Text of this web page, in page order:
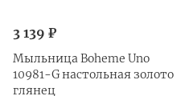
3 139 ₽
Мыльница Boheme Uno
10981-G настольная золото
глянец